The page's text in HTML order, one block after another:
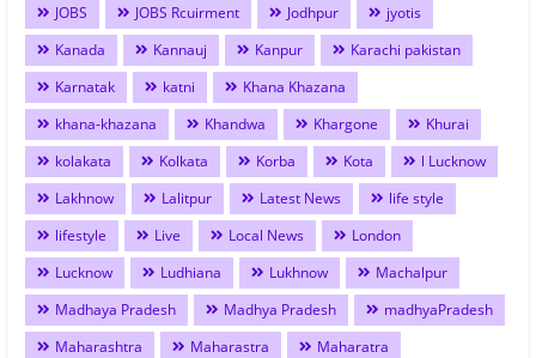
JOBS
JOBS Rcuirment Jodhpur
jyotis
Kanada
Kannauj Kanpur
Karachi pakistan
Karnatak
katni
Khana Khazana
khana-khazana
Khandwa Khargone
Khurai
kolakata
Kolkata Korba Kota
l Lucknow
Lakhnow
Lalitpur Latest News
life style
lifestyle
Live Local News
London
Lucknow
Ludhiana Lukhnow
Machalpur
Madhaya Pradesh
Madhya Pradesh
madhyaPradesh
Maharashtra
Maharastra
Maharatra